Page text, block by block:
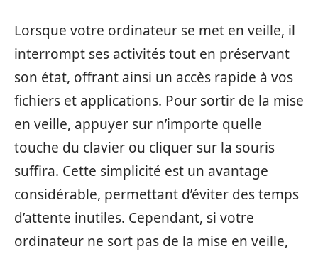
Lorsque votre ordinateur se met en veille, il
interrompt ses activités tout en préservant
son état, offrant ainsi un accès rapide à vos
fichiers et applications. Pour sortir de la mise
en veille, appuyer sur n’importe quelle
touche du clavier ou cliquer sur la souris
suffira. Cette simplicité est un avantage
considérable, permettant d’éviter des temps
d’attente inutiles. Cependant, si votre
ordinateur ne sort pas de la mise en veille,